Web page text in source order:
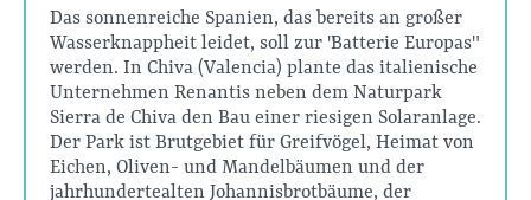
Das sonnenreiche Spanien, das bereits an großer
Wasserknappheit leidet, soll zur "Batterie Europas"
werden. In Chiva (Valencia) plante das italienische
Unternehmen Renantis neben dem Naturpark
Sierra de Chiva den Bau einer riesigen Solaranlage.
Der Park ist Brutgebiet für Greifvögel, Heimat von
Eichen, Oliven- und Mandelbäumen und der
jahrhundertealten Johannisbrotbäume, der